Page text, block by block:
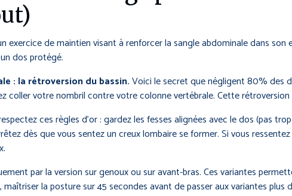
exercice de maintien visant à renforcer la sangle abdominale dans
dos protégé.
: la rétroversion du bassin.Voici le secret que négligent 80% des
coller votre nombril contre votre colonne vertébrale. Cette
ces règles d’or : gardez les fesses alignées avec le dos (pas
dès que vous sentez un creux lombaire se former. Si vous
par la version sur genoux ou sur avant-bras. Ces variantes
, maîtriser la posture sur 45 secondes avant de passer aux variantes plus